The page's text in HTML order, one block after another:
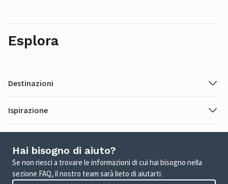
Esplora
Destinazioni
Ispirazione
Hai bisogno di aiuto?
Se non riesci a trovare le informazioni di cui hai bisogno nella
sezione FAQ, il nostro team sarà lieto di aiutarti.